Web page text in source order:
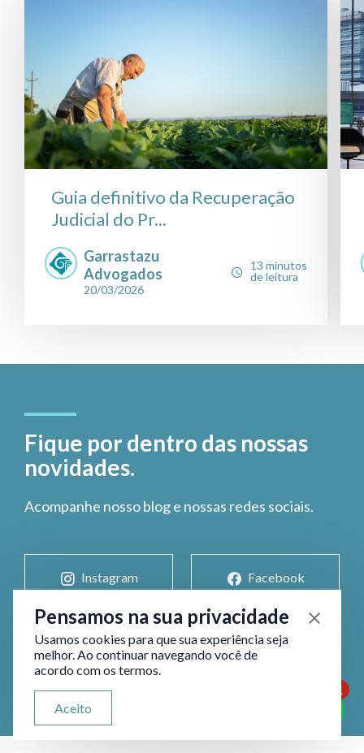
Guia definitivo da Recuperação
Judicial do Pr...
Garrastazu
Advogados
20/03/2026
13 minutos
de leitura
Fique por dentro das nossas
novidades.
Acompanhe nosso blog e nossas redes sociais.
Instagram Facebook
LinkedIn YouTube
1
Pensamos na sua privacidade
Usamos cookies para que sua experiência seja
melhor. Ao continuar navegando você de
acordo com os termos.
Aceito